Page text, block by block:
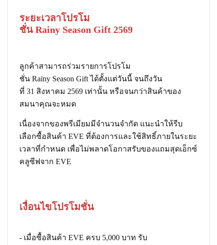
ระยะเวลาโปรโม
ชั่น Rainy Season Gift 2569
ลูกค้าสามารถร่วมรายการโปรโม
ชั่น Rainy Season Gift ได้ตั้งแต่วันนี้ จนถึงวัน
ที่ 31 สิงหาคม 2569 เท่านั้น หรือจนกว่าสินค้าของ
สมนาคุณจะหมด
เนื่องจากของพรีเมียมมีจำนวนจำกัด แนะนำให้รีบ
เลือกซื้อสินค้า EVE ที่ต้องการและใช้สิทธิ์ภายในระยะ
เวลาที่กำหนด เพื่อไม่พลาดโอกาสรับของแถมสุดเอ็กซ์
คลูซีฟจาก EVE
เงื่อนไขโปรโมชั่น
- เมื่อซื้อสินค้า EVE ครบ 5,000 บาท รับ